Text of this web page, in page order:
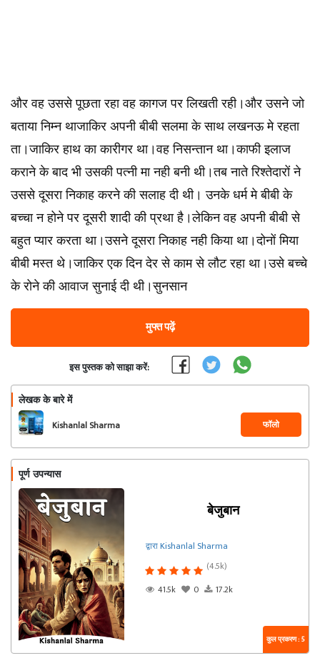
और वह उससे पूछता रहा वह कागज पर लिखती रही।और उसने जो
बताया निम्न थाजाकिर अपनी बीबी सलमा के साथ लखनऊ मे रहता
ता।जाकिर हाथ का कारीगर था।वह निसन्तान था।काफी इलाज
कराने के बाद भी उसकी पत्नी मा नही बनी थी।तब नाते रिश्तेदारों ने
उससे दूसरा निकाह करने की सलाह दी थी। उनके धर्म मे बीबी के
बच्चा न होने पर दूसरी शादी की प्रथा है।लेकिन वह अपनी बीबी से
बहुत प्यार करता था।उसने दूसरा निकाह नही किया था।दोनों मिया
बीबी मस्त थे।जाकिर एक दिन देर से काम से लौट रहा था।उसे बच्चे
के रोने की आवाज सुनाई दी थी।सुनसान
मुफ्त पढ़ें
इस पुस्तक को साझा करें:
लेखक के बारे में
Kishanlal Sharma फॉलो
पूर्ण उपन्यास
बेजुबान
द्वारा Kishanlal Sharma
(4.5k)
41.5k
0 17.2k
कुल प्रकरण : 5